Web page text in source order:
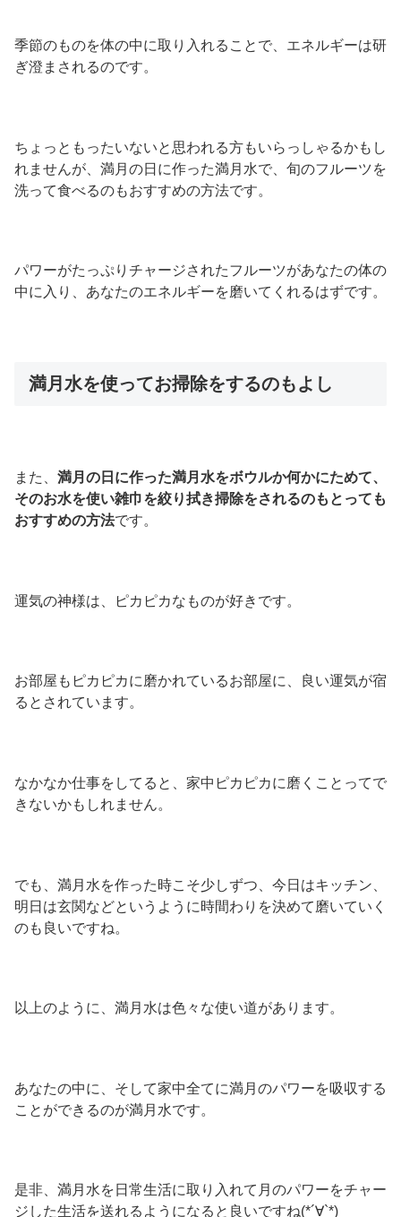
季節のものを体の中に取り入れることで、エネルギーは研
ぎ澄まされるのです。
ちょっともったいないと思われる方もいらっしゃるかもし
れませんが、満月の日に作った満月水で、旬のフルーツを
洗って食べるのもおすすめの方法です。
パワーがたっぷりチャージされたフルーツがあなたの体の
中に入り、あなたのエネルギーを磨いてくれるはずです。
満月水を使ってお掃除をするのもよし
また、 満月の日に作った満月水をボウルか何かにためて、
そのお水を使い雑巾を絞り拭き掃除をされるのもとっても
おすすめの方法です。
運気の神様は、ピカピカなものが好きです。
お部屋もピカピカに磨かれているお部屋に、良い運気が宿
るとされています。
なかなか仕事をしてると、家中ピカピカに磨くことってで
きないかもしれません。
でも、満月水を作った時こそ少しずつ、今日はキッチン、
明日は玄関などというように時間わりを決めて磨いていく
のも良いですね。
以上のように、満月水は色々な使い道があります。
あなたの中に、そして家中全てに満月のパワーを吸収する
ことができるのが満月水です。
是非、満月水を日常生活に取り入れて月のパワーをチャー
ジした生活を送れるようになると良いですね(*´∀`*)